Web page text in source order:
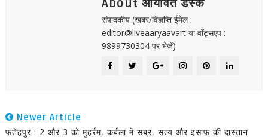
About आर्यावर्त डेस्क
संपादकीय (खबर/विज्ञप्ति ईमेल :
editor@liveaaryaavart या वॉट्सएप :
9899730304 पर भेजें)
Newer Article
फतेहपुर : 2 और 3 को मुहर्रम, कर्बला में सब्र, सत्य और इंसाफ़ की दास्तान